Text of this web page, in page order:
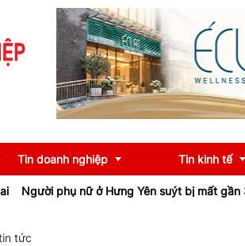
Tin doanh nghiệp
Tin tức
Tin kinh tế
ở Hưng Yên suýt bị mất gần 30 triệu đồng
tức